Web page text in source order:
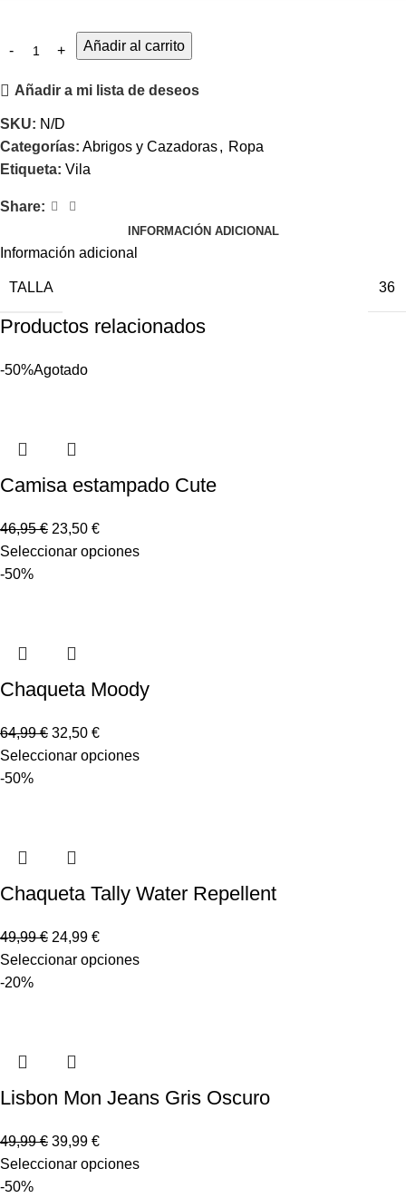
Añadir al carrito
Añadir a mi lista de deseos
SKU: N/D
Categorías: Abrigos y Cazadoras, Ropa
Etiqueta: Vila
Share:
INFORMACIÓN ADICIONAL
Información adicional
TALLA 36
Productos relacionados
-50%Agotado
Camisa estampado Cute
46,95€ 23,50 €
Seleccionar opciones
-50%
Chaqueta Moody
64,99€ 32,50 €
Seleccionar opciones
-50%
Chaqueta Tally Water Repellent
49,99€ 24,99 €
Seleccionar opciones
-20%
Lisbon Mon Jeans Gris Oscuro
49,99€ 39,99 €
Seleccionar opciones
-50%